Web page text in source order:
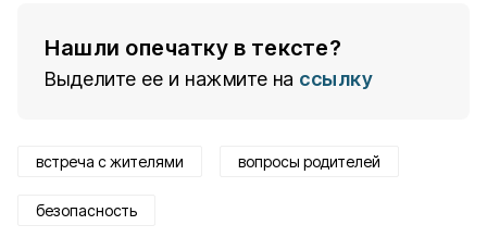
Нашли опечатку в тексте?
Выделите ее и нажмите на ссылку
встреча с жителями вопросы родителей
безопасность